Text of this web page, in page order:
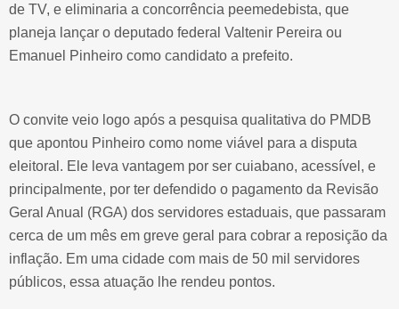
de TV, e eliminaria a concorrência peemedebista, que
planeja lançar o deputado federal Valtenir Pereira ou
Emanuel Pinheiro como candidato a prefeito.
O convite veio logo após a pesquisa qualitativa do PMDB
que apontou Pinheiro como nome viável para a disputa
eleitoral. Ele leva vantagem por ser cuiabano, acessível, e
principalmente, por ter defendido o pagamento da Revisão
Geral Anual (RGA) dos servidores estaduais, que passaram
cerca de um mês em greve geral para cobrar a reposição da
inflação. Em uma cidade com mais de 50 mil servidores
públicos, essa atuação lhe rendeu pontos.